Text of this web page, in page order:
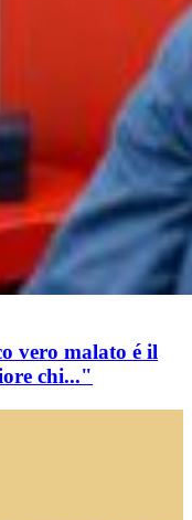
vero malato é il
chi..."